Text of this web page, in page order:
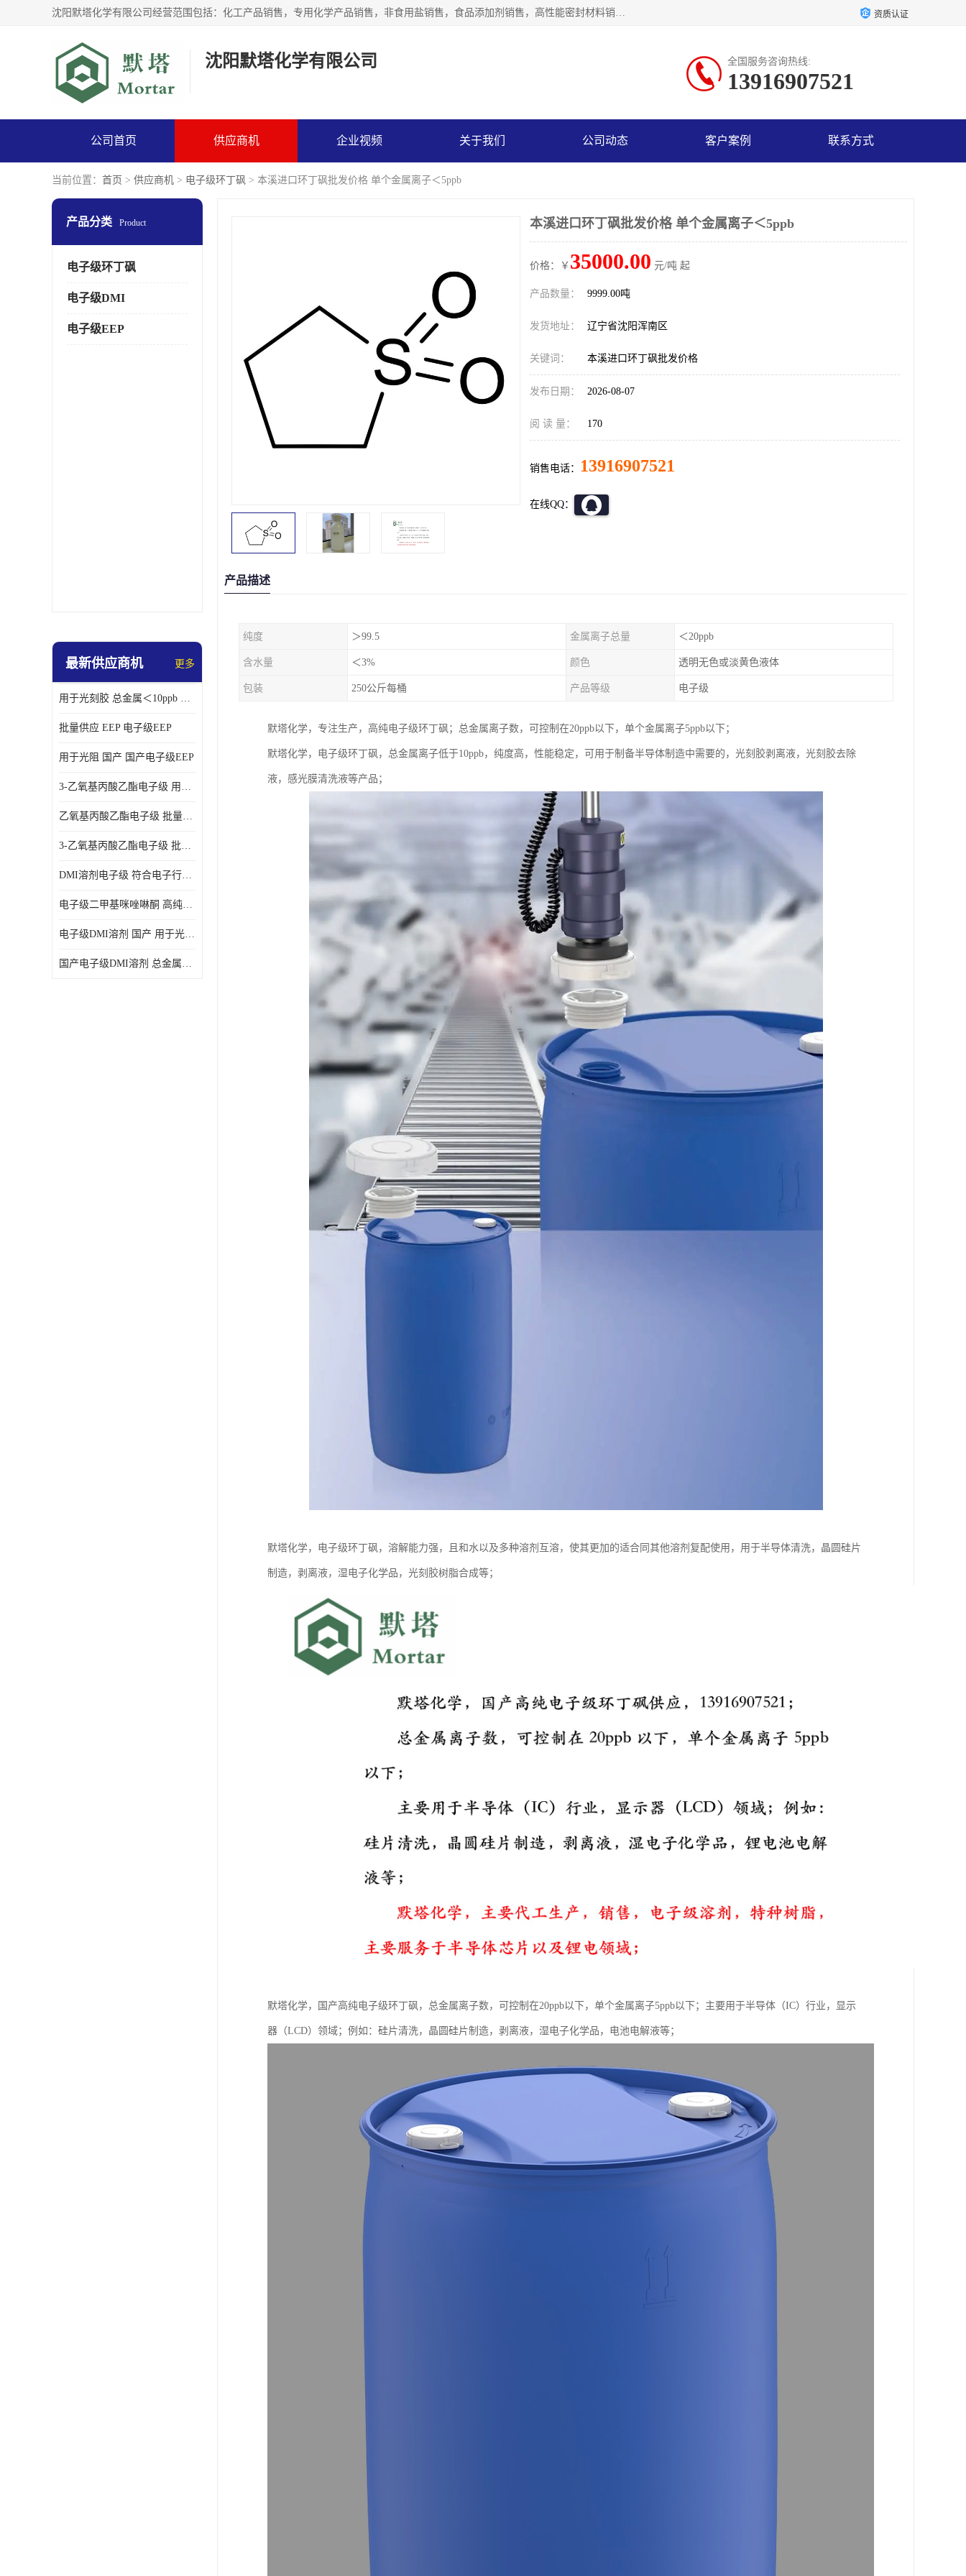
沈阳默塔化学有限公司经营范围包括：化工产品销售，专用化学产品销售，非食用盐销售，食品添加剂销售，高性能密封材料销售，涂料销售，合成材料销售，工程塑料及合成树脂销售等；主要产品有高纯电子级环丁砜，总金属离子可控制在ppb级别、纯度高、颜色浅、耐高温分解时间长，特别适合于半导体制造，硅片晶圆制造，清洗湿电子化学品，锂电池电解液，电子油墨，特种材料等高端行业；也适用于医药合成。 资质认证
沈阳默塔化学有限公司 全国服务咨询热线:
13916907521
公司首页 供应商机 企业视频 关于我们 公司动态 客户案例 联系方式
当前位置： 首页 > 供应商机 > 电子级环丁砜 > 本溪进口环丁砜批发价格 单个金属离子＜5ppb
产品分类 Product
电子级环丁砜
电子级DMI
电子级EEP
最新供应商机 更多
用于光刻胶 总金属＜10ppb 电子级EEP溶剂
批量供应 EEP 电子级EEP
用于光阻 国产 国产电子级EEP
3-乙氧基丙酸乙酯电子级 用于剥离液 国产
乙氧基丙酸乙酯电子级 批量供应 电子级
3-乙氧基丙酸乙酯电子级 批量供应
DMI溶剂电子级 符合电子行业要求
电子级二甲基咪唑啉酮 高纯度 用于光阻
电子级DMI溶剂 国产 用于光刻胶
国产电子级DMI溶剂 总金属小于20ppb 用于半导体清洗
本溪进口环丁砜批发价格 单个金属离子＜5ppb
价格：￥ 35000.00 元/吨 起
产品数量： 9999.00吨
发货地址： 辽宁省沈阳浑南区
关键词： 本溪进口环丁砜批发价格
发布日期： 2026-08-07
阅 读 量： 170
销售电话： 13916907521
在线QQ：
产品描述
纯度 ＞99.5 金属离子总量 ＜20ppb
含水量 ＜3% 颜色 透明无色或淡黄色液体
包装 250公斤每桶 产品等级 电子级
默塔化学，专注生产，高纯电子级环丁砜；总金属离子数，可控制在20ppb以下，单个金属离子5ppb以下；
默塔化学，电子级环丁砜，总金属离子低于10ppb，纯度高，性能稳定，可用于制备半导体制造中需要的，光刻胶剥离液，光刻胶去除
液，感光膜清洗液等产品；
默塔化学，电子级环丁砜，溶解能力强，且和水以及多种溶剂互溶，使其更加的适合同其他溶剂复配使用，用于半导体清洗，晶圆硅片
制造，剥离液，湿电子化学品，光刻胶树脂合成等；
默塔化学，国产高纯电子级环丁砜，总金属离子数，可控制在20ppb以下，单个金属离子5ppb以下；主要用于半导体（IC）行业，显示
器（LCD）领域；例如：硅片清洗，晶圆硅片制造，剥离液，湿电子化学品，电池电解液等；